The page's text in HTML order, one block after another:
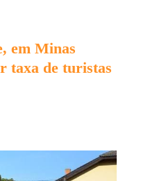
em Minas
taxa de turistas